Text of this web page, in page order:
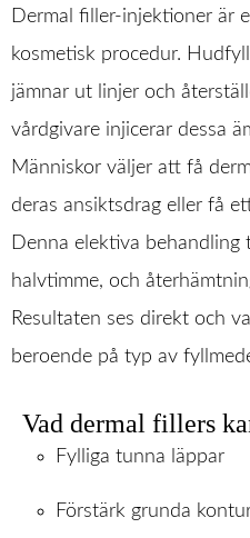
Dermal filler-injektioner är
kosmetisk procedur.
jämnar ut linjer och
vårdgivare injicerar dessa
Människor väljer att få
deras ansiktsdrag eller få
Denna elektiva behandling
halvtimme, och
Resultaten ses direkt och
beroende på typ av
Vad dermal fillers
Fylliga tunna läppar
Förstärk grunda